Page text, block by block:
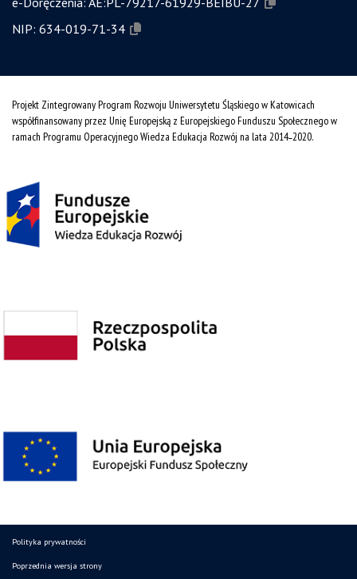
NIP: 634-019-71-34
Projekt Zintegrowany Program Rozwoju Uniwersytetu Śląskiego w Katowicach
współfinansowany przez Unię Europejską z Europejskiego Funduszu Społecznego w
ramach Programu Operacyjnego Wiedza Edukacja Rozwój na lata 2014˗2020.
Polityka prywatności
Poprzednia wersja strony